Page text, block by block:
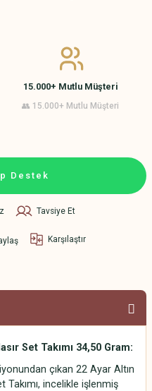
15.000+ Mutlu Müşteri
👥 15.000+ Mutlu Müşteri
Destek
Tavsiye Et
Karşılaştır
Set Takımı 34,50 Gram:
çıkan 22 Ayar Altın
Takımı, incelikle işlenmiş